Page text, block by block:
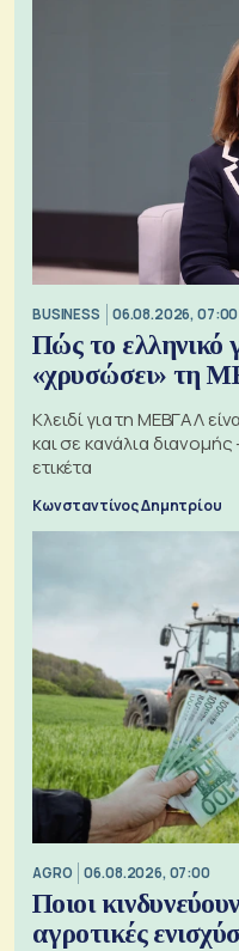
BUSINESS 06.08.2026, 07:00
Πώς το ελληνικό
«χρυσώσει» τη
Κλειδί για τη ΜΕΒΓΑΛ
και σε κανάλια
ετικέτα
Κωνσταντίνος Δημητρίου
AGRO 06.08.2026, 07:00
Ποιοι
αγροτικές